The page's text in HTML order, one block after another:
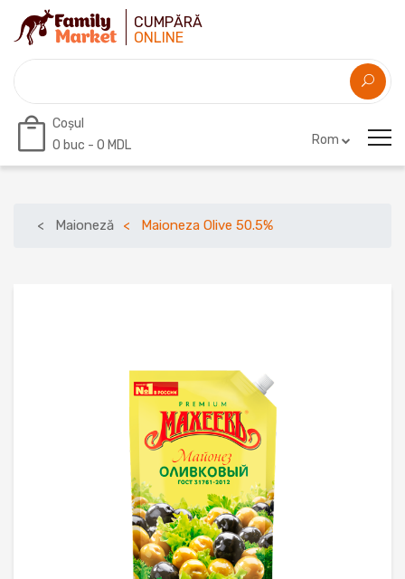
CUMPĂRĂ
ONLINE
Coșul
0 buc - 0 MDL Rom
Maioneză Maioneza Olive 50.5%